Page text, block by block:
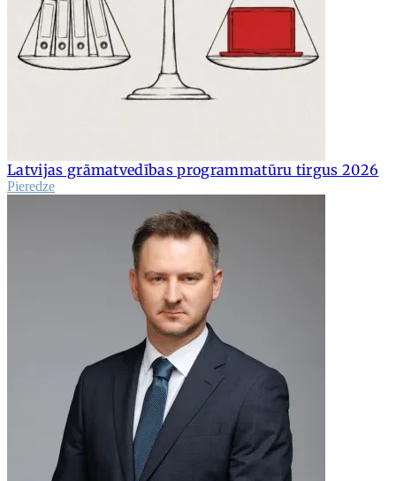
Latvijas grāmatvedības programmatūru tirgus 2026
Pieredze